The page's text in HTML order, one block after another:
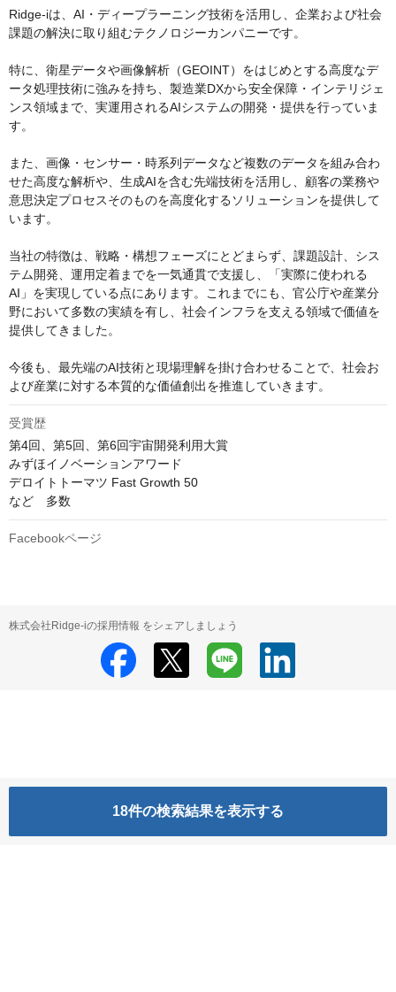
18件の検索結果を表示する
Ridge-iは、AI・ディープラーニング技術を活用し、企業および社会
課題の解決に取り組むテクノロジーカンパニーです。
特に、衛星データや画像解析（GEOINT）をはじめとする高度なデ
ータ処理技術に強みを持ち、製造業DXから安全保障・インテリジェ
ンス領域まで、実運用されるAIシステムの開発・提供を行っていま
す。
また、画像・センサー・時系列データなど複数のデータを組み合わ
せた高度な解析や、生成AIを含む先端技術を活用し、顧客の業務や
意思決定プロセスそのものを高度化するソリューションを提供して
います。
当社の特徴は、戦略・構想フェーズにとどまらず、課題設計、シス
テム開発、運用定着までを一気通貫で支援し、「実際に使われる
AI」を実現している点にあります。これまでにも、官公庁や産業分
野において多数の実績を有し、社会インフラを支える領域で価値を
提供してきました。
今後も、最先端のAI技術と現場理解を掛け合わせることで、社会お
よび産業に対する本質的な価値創出を推進していきます。
受賞歴
第4回、第5回、第6回宇宙開発利⽤⼤賞
みずほイノベーションアワード
デロイトトーマツ Fast Growth 50
など　多数
Facebookページ
株式会社Ridge-iの採用情報 をシェアしましょう